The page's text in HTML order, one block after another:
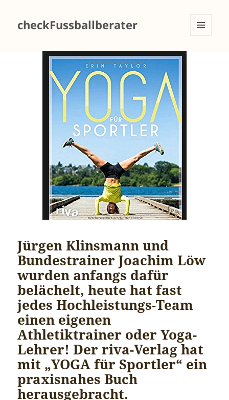
checkFussballberater
UND
Jürgen Klinsmann und
Bundestrainer Joachim Löw
wurden anfangs dafür
belächelt, heute hat fast
jedes Hochleistungs-Team
einen eigenen
Athletiktrainer oder Yoga-
Lehrer! Der riva-Verlag hat
mit „YOGA für Sportler“ ein
praxisnahes Buch
herausgebracht.